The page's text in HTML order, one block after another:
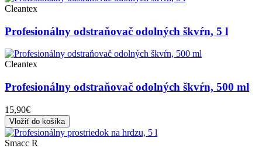
Cleantex
Profesionálny odstraňovač odolných škvŕn, 5 l
Cleantex
Profesionálny odstraňovač odolných škvŕn, 500 ml
15,90€
Vložiť do košíka
Smacc R